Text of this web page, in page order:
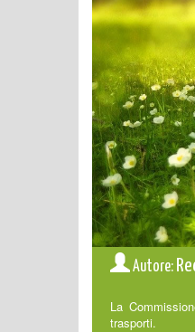
Autore:
La
trasporti.